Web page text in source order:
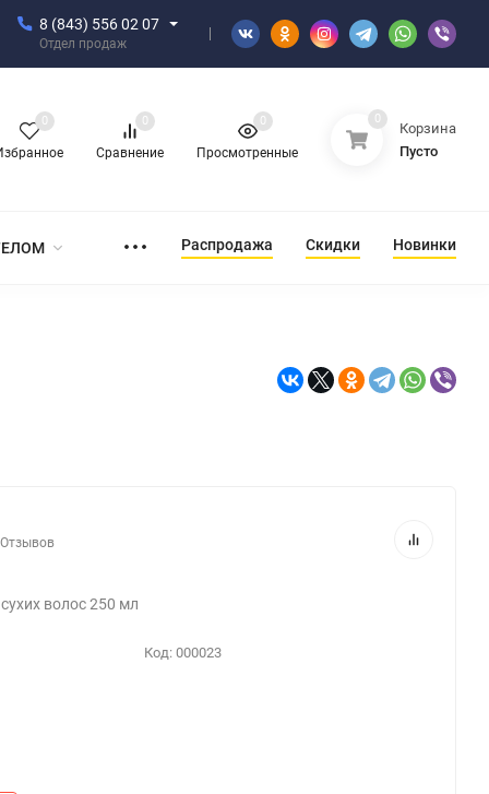
8 (843) 556 02 07
Отдел продаж
0
Сравнение
0
Просмотренные
0 0
Корзина
Пусто
Распродажа Скидки Новинки
волос 250 мл
Код:000023